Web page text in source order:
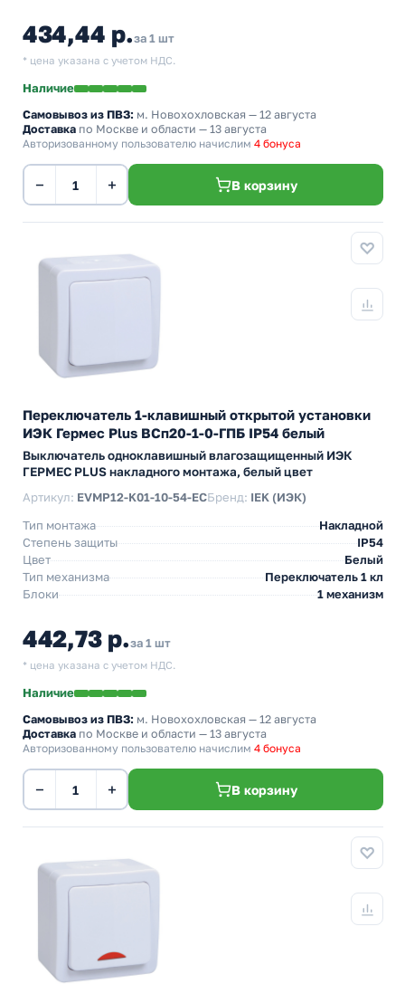
434,44 р.за 1 шт
* цена указана с учетом НДС.
Наличие
Самовывоз из ПВЗ: м. Новохохловская — 12 августа
Доставка по Москве и области — 13 августа
Авторизованному пользователю начислим 4 бонуса
− + В корзину
Переключатель 1-клавишный открытой установки
ИЭК Гермес Plus ВСп20-1-0-ГПБ IP54 белый
Выключатель одноклавишный влагозащищенный ИЭК
ГЕРМЕС PLUS накладного монтажа, белый цвет
Артикул: EVMP12-K01-10-54-ECБренд: IEK (ИЭК)
Тип монтажа
Накладной
Степень защиты
IP54
Цвет
Белый
Тип механизма
Переключатель 1 кл
Блоки
1 механизм
442,73 р.за 1 шт
* цена указана с учетом НДС.
Наличие
Самовывоз из ПВЗ: м. Новохохловская — 12 августа
Доставка по Москве и области — 13 августа
Авторизованному пользователю начислим 4 бонуса
− + В корзину